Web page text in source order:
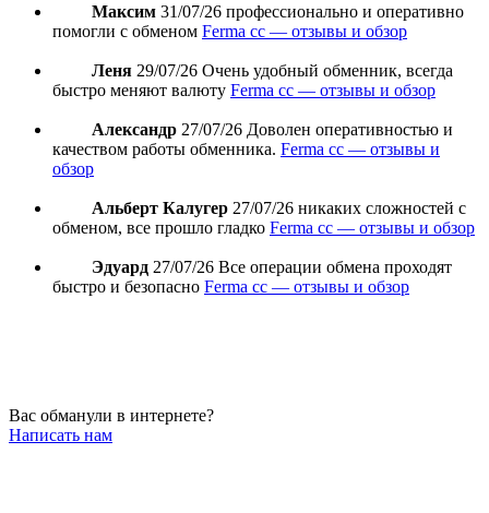
Максим 31/07/26 профессионально и оперативно
помогли с обменом Ferma cc — отзывы и обзор
Леня 29/07/26 Очень удобный обменник, всегда
быстро меняют валюту Ferma cc — отзывы и обзор
Александр 27/07/26 Доволен оперативностью и
качеством работы обменника. Ferma cc — отзывы и
обзор
Альберт Калугер 27/07/26 никаких сложностей с
обменом, все прошло гладко Ferma cc — отзывы и обзор
Эдуард 27/07/26 Все операции обмена проходят
быстро и безопасно Ferma cc — отзывы и обзор
Вас обманули в интернете?
Написать нам